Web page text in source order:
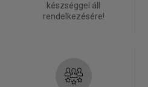
készséggel áll
rendelkezésére!